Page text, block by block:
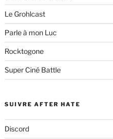
Le Grohlcast
Parle à mon Luc
Rocktogone
Super Ciné Battle
SUIVRE AFTER HATE
Discord